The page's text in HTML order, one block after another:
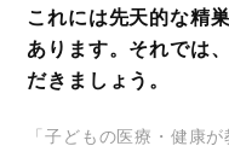
これには先天的な精
あります。それでは
だきましょう。
「子どもの医療・健康